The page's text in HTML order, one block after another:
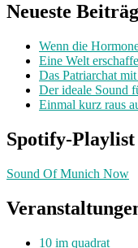
Neueste
Wenn die
Eine Welt
Das Patriarchat
Der ideale Sound
Einmal kurz raus
Spotify-Playlist
Sound Of Munich Now
10 im quadrat